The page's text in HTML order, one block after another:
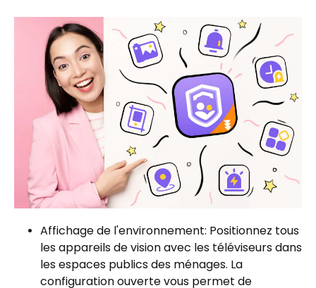
Affichage de l'environnement: Positionnez tous
les appareils de vision avec les téléviseurs dans
les espaces publics des ménages. La
configuration ouverte vous permet de